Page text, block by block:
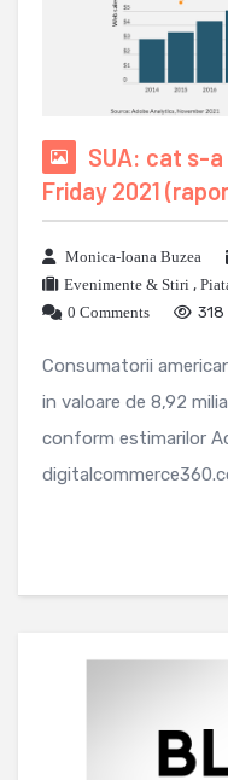
SUA: cat s-
Friday 2021
Monica-Ioana Buzea
Evenimente & Stiri ,
0 Comments
Consumatorii
in valoare de 8,92
conform estimarilor